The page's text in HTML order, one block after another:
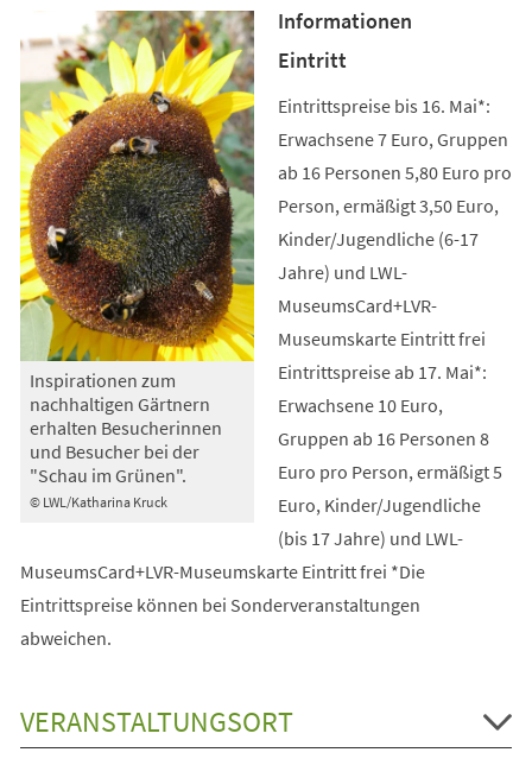
© LWL/Katharina Kruck
Inspirationen zum
nachhaltigen Gärtnern
erhalten Besucherinnen
und Besucher bei der
"Schau im Grünen".
Informationen
Eintritt
Eintrittspreise bis 16. Mai*:
Erwachsene 7 Euro, Gruppen
ab 16 Personen 5,80 Euro pro
Person, ermäßigt 3,50 Euro,
Kinder/Jugendliche (6-17
Jahre) und LWL-
MuseumsCard+LVR-
Museumskarte Eintritt frei
Eintrittspreise ab 17. Mai*:
Erwachsene 10 Euro,
Gruppen ab 16 Personen 8
Euro pro Person, ermäßigt 5
Euro, Kinder/Jugendliche
(bis 17 Jahre) und LWL-
MuseumsCard+LVR-Museumskarte Eintritt frei *Die
Eintrittspreise können bei Sonderveranstaltungen
abweichen.
VERANSTALTUNGSORT